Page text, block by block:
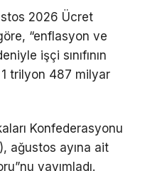
2026 Ücret
“enflasyon ve
işçi sınıfının
1 trilyon 487 milyar
Konfederasyonu
ağustos ayına ait
yayımladı.